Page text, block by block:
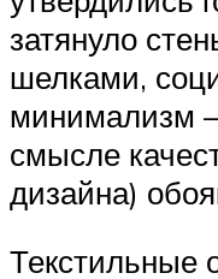
затянуло
шелками,
минимализм
смысле
дизайна)
Текстильные